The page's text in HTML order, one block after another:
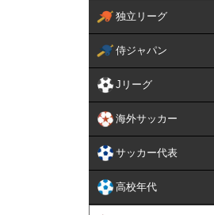
独立リーグ
侍ジャパン
Jリーグ
海外サッカー
サッカー代表
高校年代